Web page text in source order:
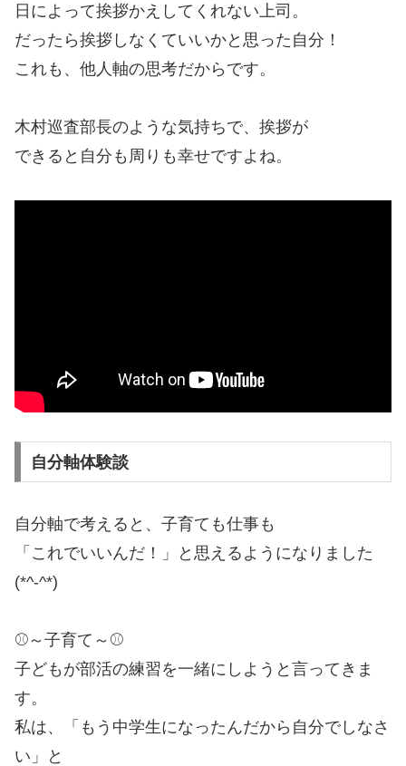
日によって挨拶かえしてくれない上司。
だったら挨拶しなくていいかと思った自分！
これも、他人軸の思考だからです。
木村巡査部長のような気持ちで、挨拶が
できると自分も周りも幸せですよね。
自分軸体験談
自分軸で考えると、子育ても仕事も
「これでいいんだ！」と思えるようになりました
(*^-^*)
⚾～子育て～⚾
子どもが部活の練習を一緒にしようと言ってきま
す。
私は、「もう中学生になったんだから自分でしなさ
い」と